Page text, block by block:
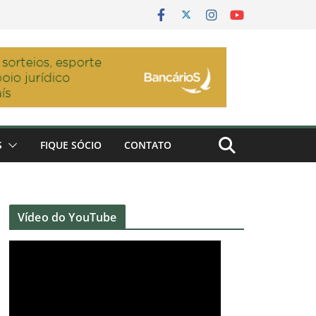
FIQUE SÓCIO CONTATO
Vídeo do YouTube